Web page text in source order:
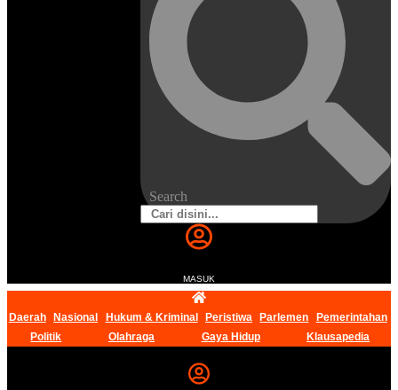
Search
MASUK
Daerah Nasional Hukum & Kriminal Peristiwa Parlemen
Pemerintahan
Politik
Olahraga Gaya Hidup Klausapedia